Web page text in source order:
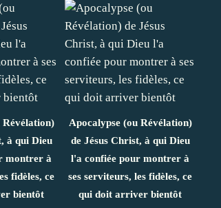
Révélation)
à qui Dieu
montrer à
fidèles, ce
bientôt
Apocalypse (ou Révélation)
de Jésus Christ, à qui Dieu
l'a confiée pour montrer à
ses serviteurs, les fidèles, ce
qui doit arriver bientôt